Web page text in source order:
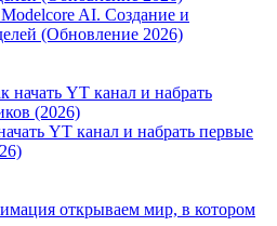
AI. Создание и
(Обновление 2026)
YT канал и набрать первые